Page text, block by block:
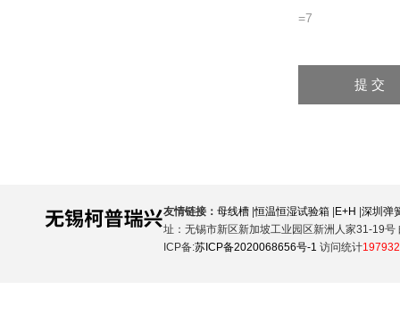
=7
友情链接： 母线槽 |恒温恒湿试验箱 E+H 深圳弹
址：无锡市新区新加坡工业园区新洲人家31-19号
ICP备:苏ICP备2020068656号-1 访问统计197932